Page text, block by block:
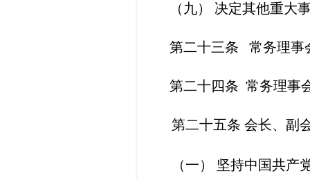
（ 九） 决定其他重大
第二十三条 常务理事
第二十四条 常务理事
第二十五条 会长、副
（一） 坚持中国共产